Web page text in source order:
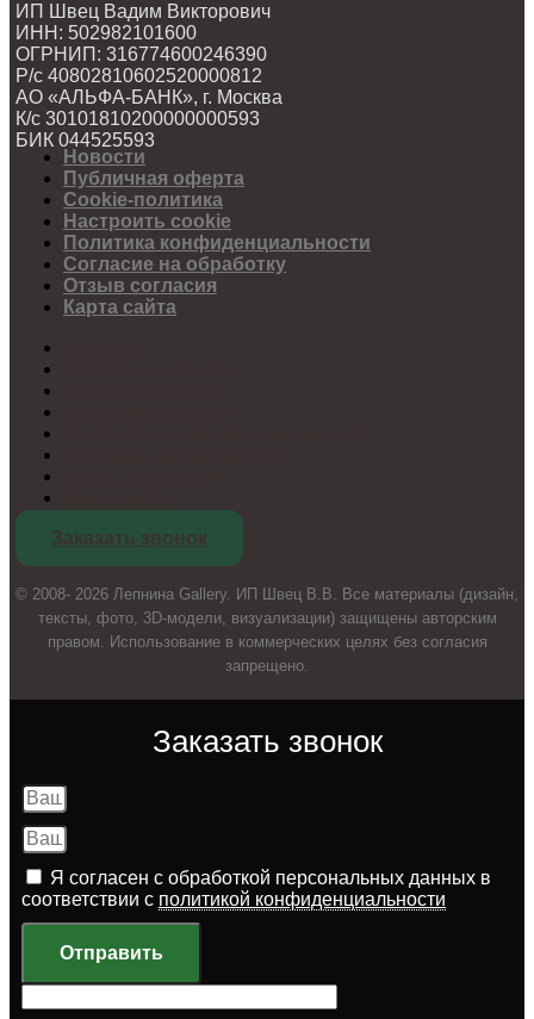
ИП Швец Вадим Викторович
ИНН: 502982101600
ОГРНИП: 316774600246390
Р/с 40802810602520000812
АО «АЛЬФА-БАНК», г. Москва
К/с 30101810200000000593
БИК 044525593
Новости
Публичная оферта
Cookie-политика
Настроить cookie
Политика конфиденциальности
Согласие на обработку
Отзыв согласия
Карта сайта
Заказать звонок
© 2008- 2026 Лепнина Gallery. ИП Швец В.В. Все материалы (дизайн,
тексты, фото, 3D-модели, визуализации) защищены авторским
правом. Использование в коммерческих целях без согласия
запрещено.
Заказать звонок
Я согласен с обработкой персональных данных в
соответствии с политикой конфиденциальности
Отправить